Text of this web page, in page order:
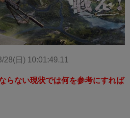
28(日) 10:01:49.11
らない現状では何を参考にすれば